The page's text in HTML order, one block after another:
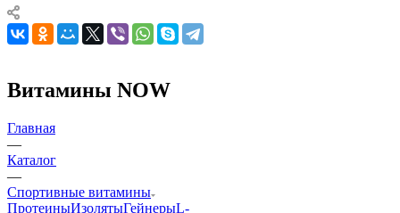
Витамины NOW
Главная
—
Каталог
—
Спортивные витамины
ПротеиныИзолятыГейнерыL-